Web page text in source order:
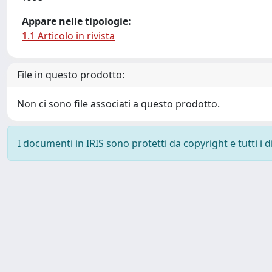
Appare nelle tipologie:
1.1 Articolo in rivista
File in questo prodotto:
Non ci sono file associati a questo prodotto.
I documenti in IRIS sono protetti da copyright e tutti i